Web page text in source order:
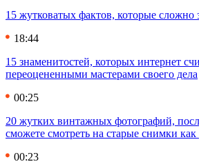
15 жутковатых фактов, которые сложно
18:44
15 знаменитостей, которых интернет
переоцененными мастерами своего дела
00:25
20 жутких винтажных фотографий,
сможете смотреть на старые снимки
00:23